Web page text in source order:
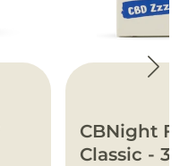
CBNight
Classic -